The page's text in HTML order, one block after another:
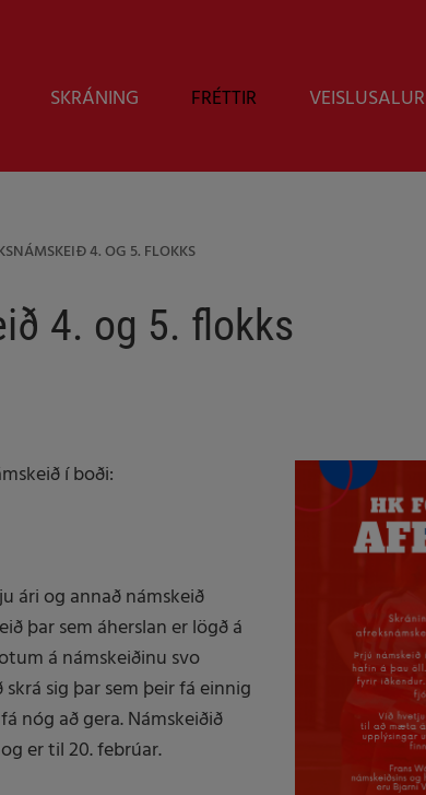
SKRÁNING FRÉTTIR VEISLUSALUR
4. OG 5. FLOKKS
4. og 5. flokks
í boði:
ári og annað námskeið
þar sem áherslan er lögð á
á námskeiðinu svo
sig þar sem þeir fá einnig
nóg að gera. Námskeiðið
er til 20. febrúar.